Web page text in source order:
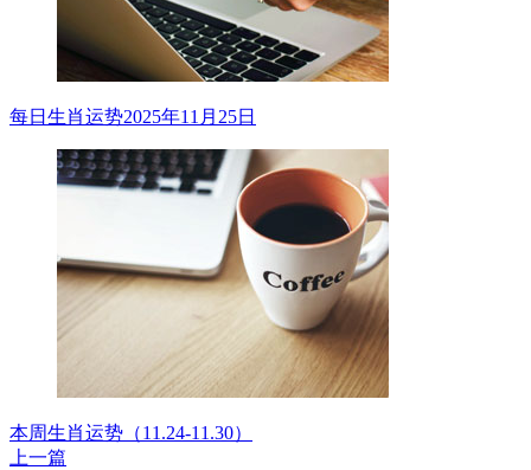
每日生肖运势2025年11月25日
本周生肖运势（11.24-11.30）
上一篇